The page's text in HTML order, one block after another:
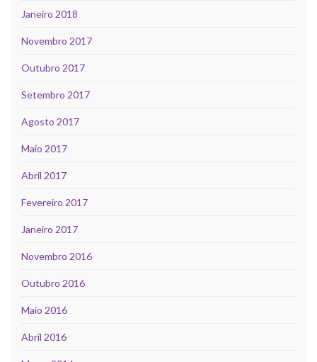
Janeiro 2018
Novembro 2017
Outubro 2017
Setembro 2017
Agosto 2017
Maio 2017
Abril 2017
Fevereiro 2017
Janeiro 2017
Novembro 2016
Outubro 2016
Maio 2016
Abril 2016